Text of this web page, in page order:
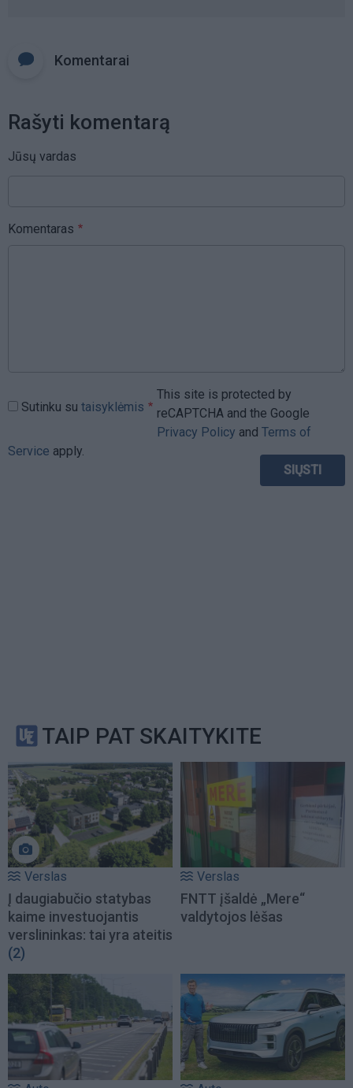
Komentarai
Rašyti komentarą
Jūsų vardas
Komentaras
Sutinku su taisyklėmis
This site is protected by
reCAPTCHA and the Google
Privacy Policy and Terms of
Service apply.
TAIP PAT SKAITYKITE
Verslas
Į daugiabučio statybas
kaime investuojantis
verslininkas: tai yra ateitis
(2)
Verslas
FNTT įšaldė „Mere“
valdytojos lėšas